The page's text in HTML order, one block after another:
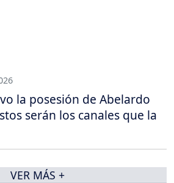
la posesión de Abelardo
serán los canales que la
VER MÁS +